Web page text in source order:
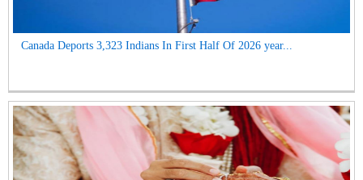
Canada Deports 3,323 Indians In First Half Of 2026 year...